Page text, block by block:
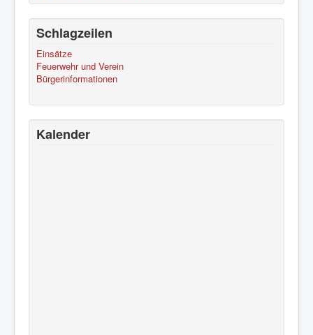
Schlagzeilen
Einsätze
Feuerwehr und Verein
Bürgerinformationen
Kalender